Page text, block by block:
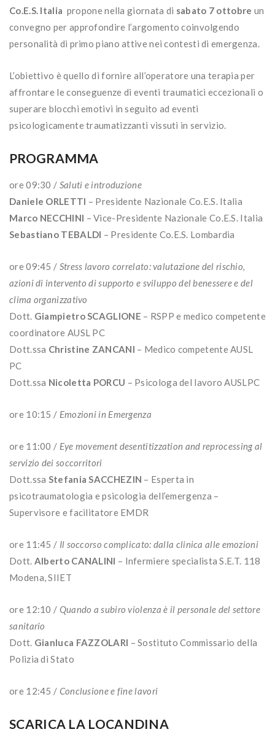
Co.E.S. Italia propone nella giornata di sabato 7 ottobre un
convegno per approfondire l’argomento coinvolgendo
personalità di primo piano attive nei contesti di emergenza.
L’obiettivo è quello di fornire all’operatore una terapia per
affrontare le conseguenze di eventi traumatici eccezionali o
superare blocchi emotivi in seguito ad eventi
psicologicamente traumatizzanti vissuti in servizio.
PROGRAMMA
ore 09:30 / Saluti e introduzione
Daniele ORLETTI – Presidente Nazionale Co.E.S. Italia
Marco NECCHINI – Vice-Presidente Nazionale Co.E.S. Italia
Sebastiano TEBALDI – Presidente Co.E.S. Lombardia
ore 09:45 / Stress lavoro correlato: valutazione del rischio,
azioni di intervento di supporto e sviluppo del benessere e del
clima organizzativo
Dott. Giampietro SCAGLIONE – RSPP e medico competente
coordinatore AUSL PC
Dott.ssa Christine ZANCANI – Medico competente AUSL
PC
Dott.ssa Nicoletta PORCU – Psicologa del lavoro AUSLPC
ore 10:15 / Emozioni in Emergenza
ore 11:00 / Eye movement desentitizzation and reprocessing al
servizio dei soccorritori
Dott.ssa Stefania SACCHEZIN – Esperta in
psicotraumatologia e psicologia dell’emergenza –
Supervisore e facilitatore EMDR
ore 11:45 / Il soccorso complicato: dalla clinica alle emozioni
Dott. Alberto CANALINI – Infermiere specialista S.E.T. 118
Modena, SIIET
ore 12:10 / Quando a subiro violenza è il personale del settore
sanitario
Dott. Gianluca FAZZOLARI – Sostituto Commissario della
Polizia di Stato
ore 12:45 / Conclusione e fine lavori
SCARICA LA LOCANDINA